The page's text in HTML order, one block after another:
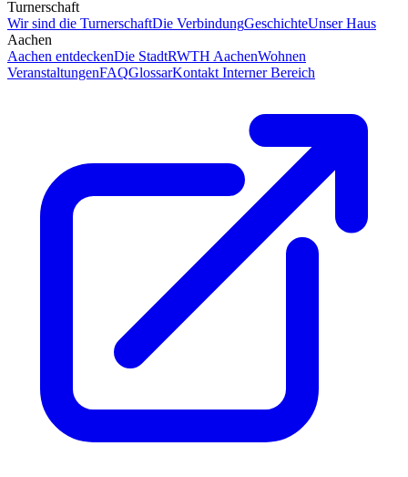
Turnerschaft
Wir sind die TurnerschaftDie VerbindungGeschichteUnser Haus
Aachen
Aachen entdeckenDie StadtRWTH AachenWohnen
VeranstaltungenFAQGlossarKontakt Interner Bereich